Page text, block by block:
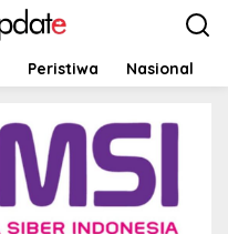
Peristiwa Nasional